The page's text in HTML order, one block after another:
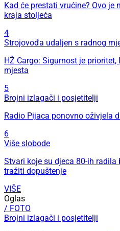
Kad će prestati vrućine? Ovo
kraja stoljeća
4
Strojovođa udaljen s radnog
HŽ Cargo: Sigurnost je
mjesta
5
Brojni izlagači i posjetitelji
Radio Pijaca ponovno oživjela
6
Više slobode
Stvari koje su djeca 80-ih
tražiti dopuštenje
VIŠE
Oglas
/ FOTO
Brojni izlagači i posjetitelji